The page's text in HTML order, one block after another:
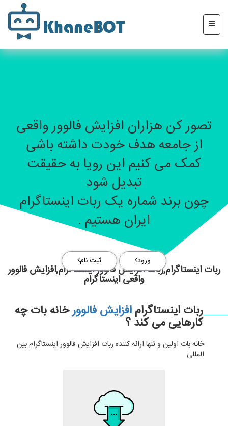
تصور کن هزاران افزایش فالوور واقعی
از جامعه هدف خودت داشته باشی
کمک می کنیم این رویا به حقیقت
تبدیل شود
چون برند شماره یک ربات اینستاگرام
ایران هستیم .
ورود ثبت نام
ربات اینستاگرام,ربات افزایش فالوور اینستاگرام,افزایش فالوور
واقعی اینستاگرام
ربات اینستاگرامافزایش فالوورخانه بات چه
کارهایی می کند ؟
خانه بات اولین و تنها ارائه کننده ربات افزایش فالوور اینستاگرام بین
المللی